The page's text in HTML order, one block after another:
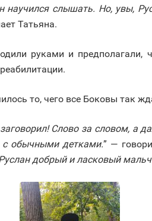
научился слышать. Но, увы,
Татьяна.
руками и
то, чего все Боковы так
Слово за словом, а
с обычными детками.” —
добрый и ласковый